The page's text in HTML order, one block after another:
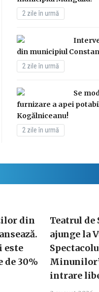
IV-a ediții a SeaWave Film &
reunește proiecții de film,
lansări de carte și
Festivalul își propune
artiști,
2 zile în urmă
din municipiul
2 zile în urmă
Se
furnizare a apei
Kogălniceanu!
2 zile în urmă
din
este
30%
Teatrul de
ajunge la
intrare